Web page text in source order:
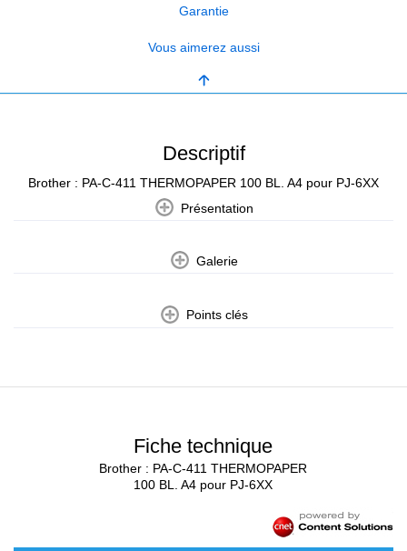
Garantie
Vous aimerez aussi
Descriptif
Brother : PA-C-411 THERMOPAPER 100 BL. A4 pour PJ-6XX
Présentation
Galerie
Points clés
Fiche technique
Brother : PA-C-411 THERMOPAPER
100 BL. A4 pour PJ-6XX